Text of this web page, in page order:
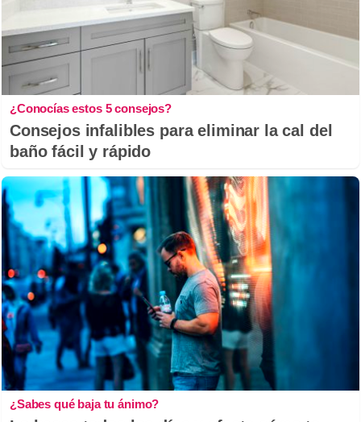
¿Conocías estos 5 consejos?
Consejos infalibles para eliminar la cal del
baño fácil y rápido
¿Sabes qué baja tu ánimo?